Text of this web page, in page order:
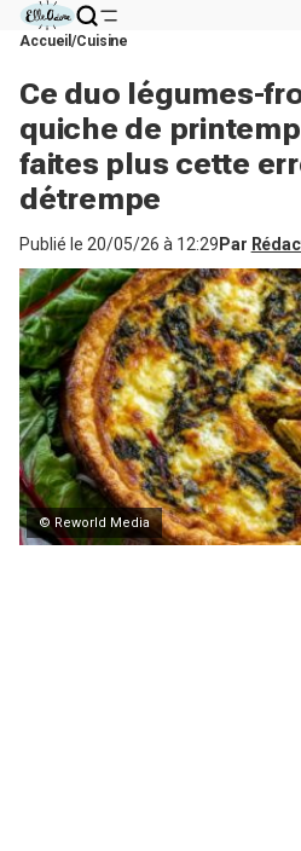
Accueil Cuisine
Ce duo légumes-
quiche de
faites plus cette
détrempe
Publié le 20/05/26 à 12:29 Par
© Reworld Media